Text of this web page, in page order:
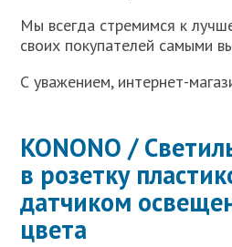
Мы всегда стремимся к
своих покупателей самыми
С уважением, интернет-
KONONO /
в розетку
датчиком
цвета